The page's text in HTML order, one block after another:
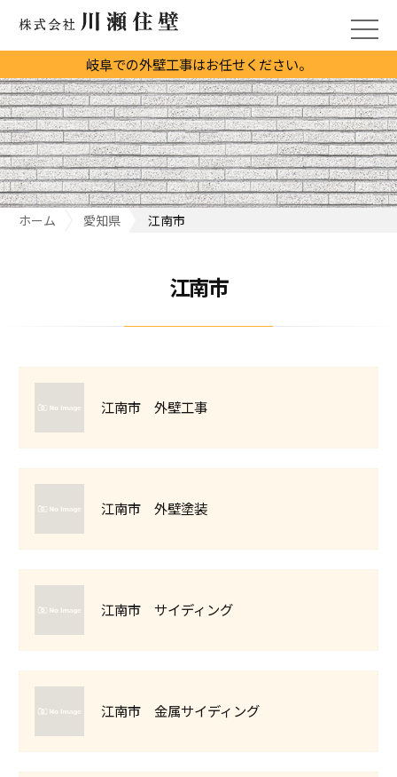
岐阜での外壁工事はお任せください。
ホーム 愛知県 江南市
江南市
江南市 外壁工事
江南市 外壁塗装
江南市 サイディング
江南市 金属サイディング